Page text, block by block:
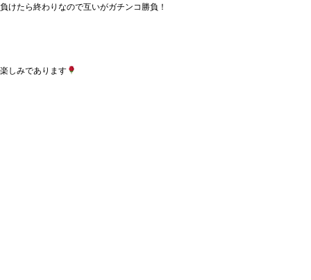
負けたら終わりなので互いがガチンコ勝負！
楽しみであります